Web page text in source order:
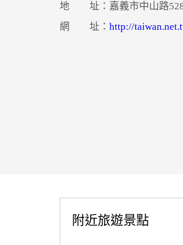
地 址：嘉義市中山路
網 址： http://
附近旅遊景點